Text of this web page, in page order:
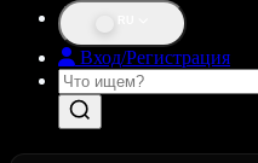
Вход/Регистрация